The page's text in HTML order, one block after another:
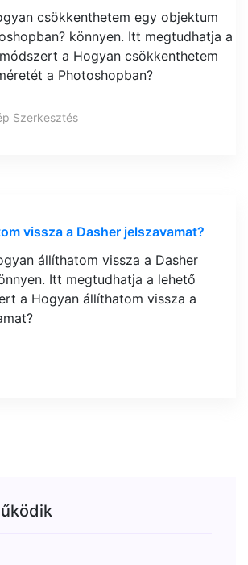
csökkenthetem egy objektum
könnyen. Itt megtudhatja a
a Hogyan csökkenthetem
a Photoshopban?
Szerkesztés
vissza a Dasher jelszavamat?
állíthatom vissza a Dasher
Itt megtudhatja a lehető
a Hogyan állíthatom vissza a